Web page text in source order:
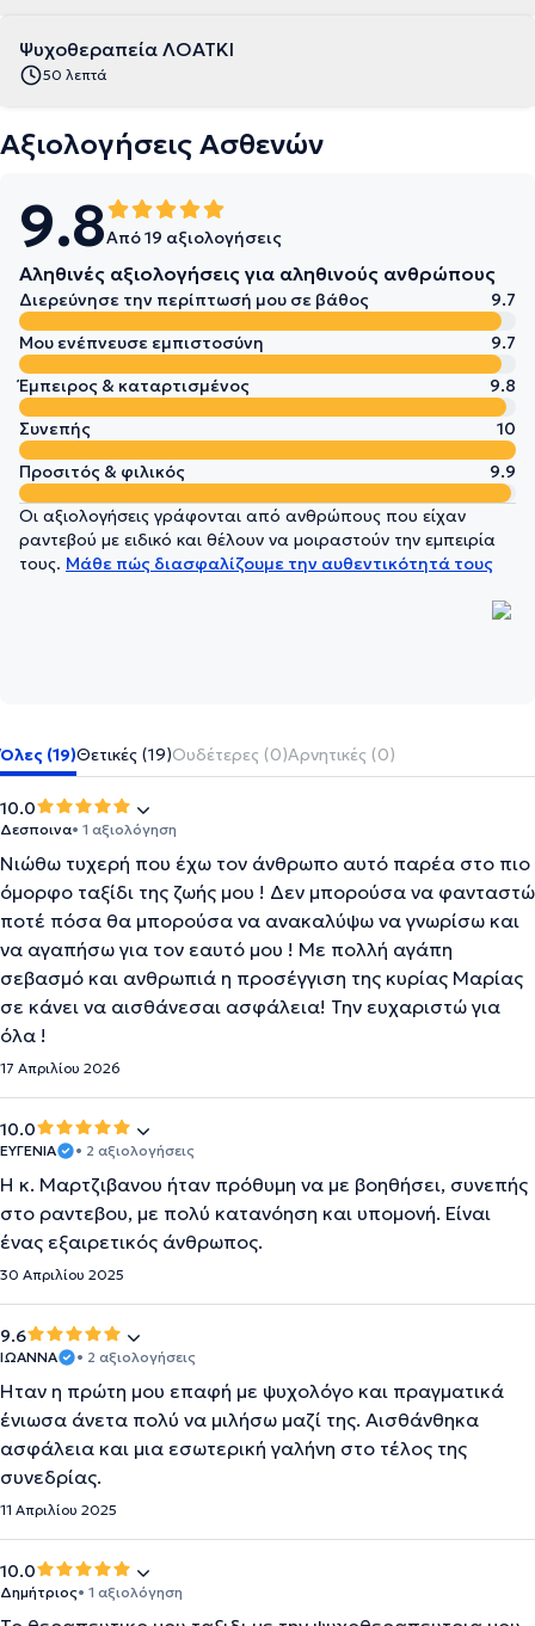
Ψυχοθεραπεία ΛΟΑΤΚΙ
50 λεπτά
Αξιολογήσεις Ασθενών
9.8Από 19 αξιολογήσεις
Αληθινές αξιολογήσεις για αληθινούς ανθρώπους
Διερεύνησε την περίπτωσή μου σε βάθος
9.7
Μου ενέπνευσε εμπιστοσύνη
9.7
Έμπειρος & καταρτισμένος
9.8
Συνεπής
10
Προσιτός & φιλικός
9.9
Οι αξιολογήσεις γράφονται από ανθρώπους που είχαν
ραντεβού με ειδικό και θέλουν να μοιραστούν την εμπειρία
τους. Μάθε πώς διασφαλίζουμε την αυθεντικότητά τους
Όλες (19)Θετικές (19)Ουδέτερες (0)Αρνητικές (0)
10.0
Δεσποινα• 1 αξιολόγηση
Νιώθω τυχερή που έχω τον άνθρωπο αυτό παρέα στο πιο
όμορφο ταξίδι της ζωής μου ! Δεν μπορούσα να φανταστώ
ποτέ πόσα θα μπορούσα να ανακαλύψω να γνωρίσω και
να αγαπήσω για τον εαυτό μου ! Με πολλή αγάπη
σεβασμό και ανθρωπιά η προσέγγιση της κυρίας Μαρίας
σε κάνει να αισθάνεσαι ασφάλεια! Την ευχαριστώ για
όλα !
17 Απριλίου 2026
10.0
ΕΥΓΕΝΙΑ • 2 αξιολογήσεις
Η κ. Μαρτζιβανου ήταν πρόθυμη να με βοηθήσει, συνεπής
στο ραντεβου, με πολύ κατανόηση και υπομονή. Είναι
ένας εξαιρετικός άνθρωπος.
30 Απριλίου 2025
9.6
ΙΩΆΝΝΑ • 2 αξιολογήσεις
Ήταν η πρώτη μου επαφή με ψυχολόγο και πραγματικά
ένιωσα άνετα πολύ να μιλήσω μαζί της. Αισθάνθηκα
ασφάλεια και μια εσωτερική γαλήνη στο τέλος της
συνεδρίας.
11 Απριλίου 2025
10.0
Δημήτριος• 1 αξιολόγηση